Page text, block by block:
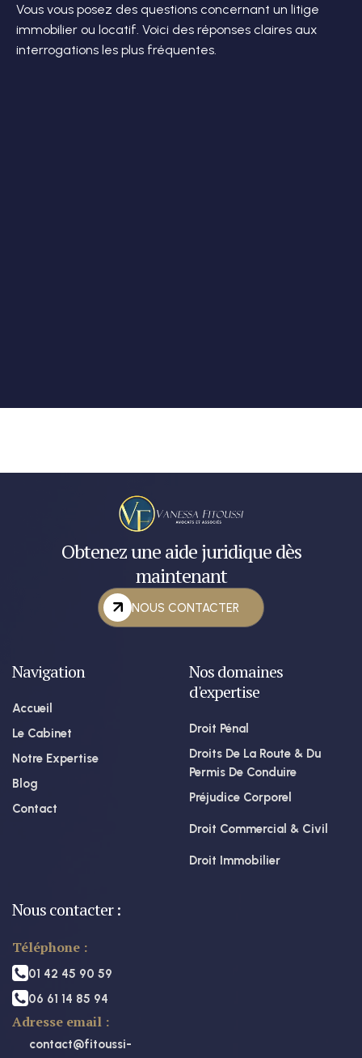
Vous vous posez des questions concernant un litige
immobilier ou locatif. Voici des réponses claires aux
interrogations les plus fréquentes.
Obtenez une aide juridique dès
maintenant
NOUS CONTACTER
Navigation
Accueil
Le Cabinet
Notre Expertise
Blog
Contact
Nos domaines
d'expertise
Droit Pénal
Droits De La Route & Du
Permis De Conduire
Préjudice Corporel
Droit Commercial & Civil
Droit Immobilier
Nous contacter :
Téléphone :
01 42 45 90 59
06 61 14 85 94
Adresse email :
contact@fitoussi-